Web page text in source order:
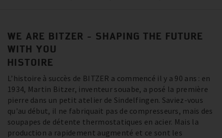
WE ARE BITZER - SHAPING THE FUTURE
WITH YOU
HISTOIRE
L’histoire à succès de BITZER a commencé il y a 90 ans : en
1934, Martin Bitzer, inventeur souabe, a posé la première
pierre dans un petit atelier de Sindelfingen. Saviez-vous
qu'au début, il ne fabriquait pas de compresseurs, mais des
soupapes de détente thermostatiques en acier. Mais la
production a rapidement augmenté et ce sont les